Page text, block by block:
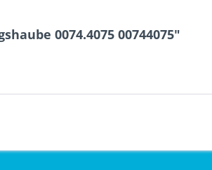
0074.4075 00744075"